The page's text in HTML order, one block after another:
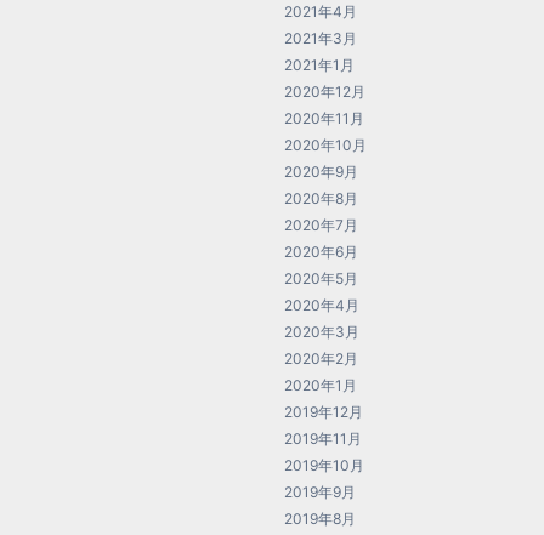
2021年4月
2021年3月
2021年1月
2020年12月
2020年11月
2020年10月
2020年9月
2020年8月
2020年7月
2020年6月
2020年5月
2020年4月
2020年3月
2020年2月
2020年1月
2019年12月
2019年11月
2019年10月
2019年9月
2019年8月